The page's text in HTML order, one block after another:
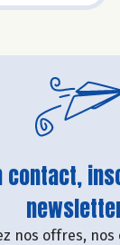
contact,
nos offres, nos